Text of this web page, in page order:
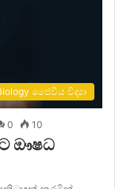
ජෛවීය විද්‍යා
0 10
ඖෂධ